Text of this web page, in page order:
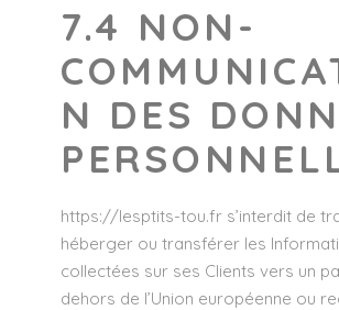
7.4 NON-
N DES
https://lesptits-tou.fr s’interdit de
héberger ou transférer les
collectées sur ses Clients vers un
dehors de l’Union européenne ou